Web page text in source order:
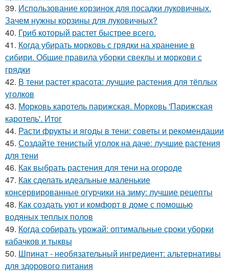
39. Использование корзинок для посадки луковичных.
Зачем нужны корзины для луковичных?
40. Гриб который растет быстрее всего.
41. Когда убирать морковь с грядки на хранение в
сибири. Общие правила уборки свеклы и моркови с
грядки
42. В тени растет красота: лучшие растения для тёплых
уголков
43. Морковь каротель парижская. Морковь 'Парижская
каротель'. Итог
44. Расти фрукты и ягоды в тени: советы и рекомендации
45. Создайте тенистый уголок на даче: лучшие растения
для тени
46. Как выбрать растения для тени на огороде
47. Как сделать идеальные маленькие
консервированные огурчики на зиму: лучшие рецепты
48. Как создать уют и комфорт в доме с помощью
водяных теплых полов
49. Когда собирать урожай: оптимальные сроки уборки
кабачков и тыквы
50. Шпинат - необязательный ингредиент: альтернативы
для здорового питания